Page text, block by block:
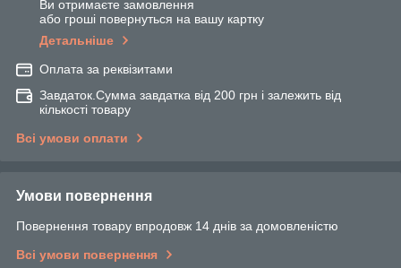
Ви отримаєте замовлення
або гроші повернуться на вашу картку
Детальніше
Оплата за реквізитами
Завдаток.Сумма завдатка від 200 грн і залежить від
кількості товару
Всі умови оплати
Умови повернення
Повернення товару впродовж 14 днів за домовленістю
Всі умови повернення